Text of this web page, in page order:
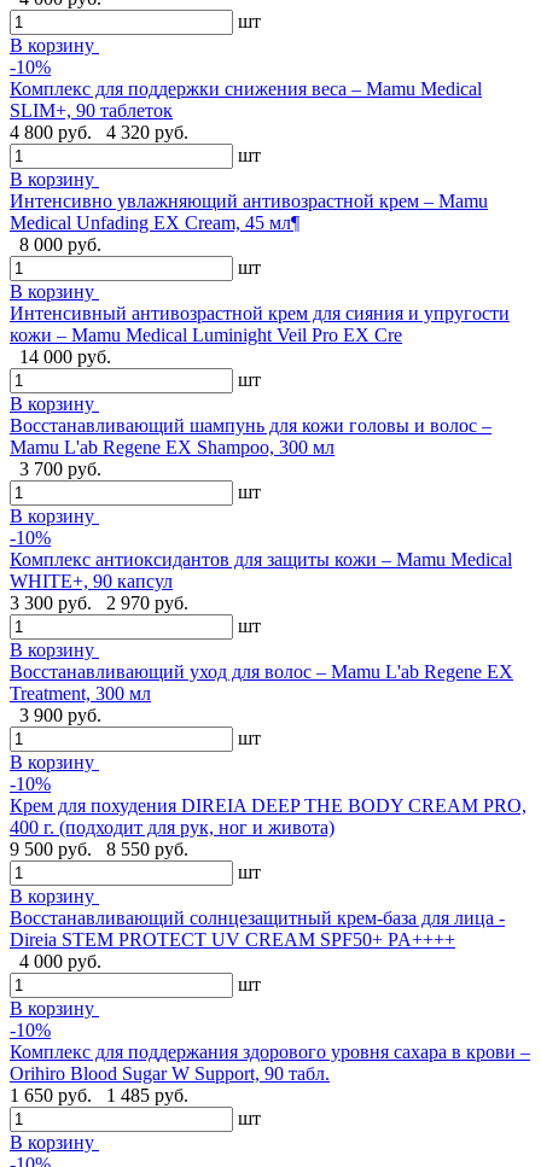
шт
В корзину
-10%
Комплекс для поддержки снижения веса – Mamu Medical
SLIM+, 90 таблеток
4 800 руб.
4 320 руб.
шт
В корзину
Интенсивно увлажняющий антивозрастной крем – Mamu
Medical Unfading EX Cream, 45 мл¶
8 000 руб.
шт
В корзину
Интенсивный антивозрастной крем для сияния и упругости
кожи – Mamu Medical Luminight Veil Pro EX Cre
14 000 руб.
шт
В корзину
Восстанавливающий шампунь для кожи головы и волос –
Mamu L'ab Regene EX Shampoo, 300 мл
3 700 руб.
шт
В корзину
-10%
Комплекс антиоксидантов для защиты кожи – Mamu Medical
WHITE+, 90 капсул
3 300 руб.
2 970 руб.
шт
В корзину
Восстанавливающий уход для волос – Mamu L'ab Regene EX
Treatment, 300 мл
3 900 руб.
шт
В корзину
-10%
Крем для похудения DIREIA DEEP THE BODY CREAM PRO,
400 г. (подходит для рук, ног и живота)
9 500 руб.
8 550 руб.
шт
В корзину
Восстанавливающий солнцезащитный крем-база для лица -
Direia STEM PROTECT UV CREAM SPF50+ PA++++
4 000 руб.
шт
В корзину
-10%
Комплекс для поддержания здорового уровня сахара в крови –
Orihiro Blood Sugar W Support, 90 табл.
1 650 руб.
1 485 руб.
шт
В корзину